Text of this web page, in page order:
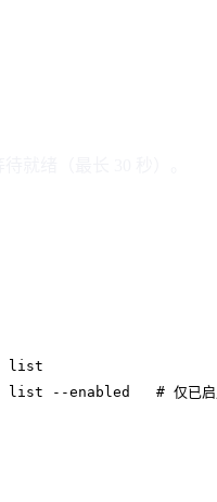
list
list --enabled # 仅已启